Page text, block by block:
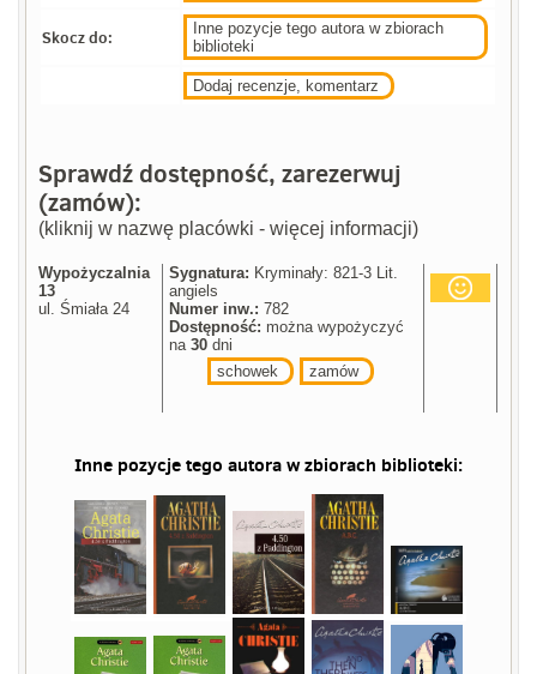
Skocz do:
Inne pozycje tego autora w zbiorach
biblioteki
Dodaj recenzje, komentarz
Sprawdź dostępność, zarezerwuj
(zamów):
(kliknij w nazwę placówki - więcej informacji)
Wypożyczalnia
13
ul. Śmiała 24
Sygnatura: Kryminały: 821-3 Lit.
angiels
Numer inw.: 782
Dostępność: można wypożyczyć
na30 dni
schowek
zamów
Inne pozycje tego autora w zbiorach biblioteki: